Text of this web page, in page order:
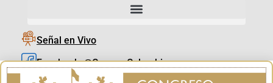
Señal en Vivo
Facebook_@CamaraColombia